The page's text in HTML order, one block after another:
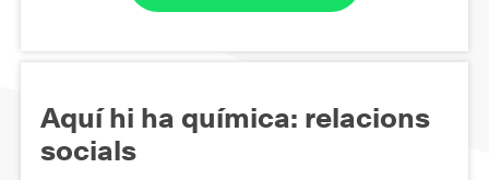
Aquí hi ha química: relacions
socials